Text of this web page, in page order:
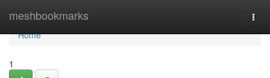
meshbookmarks
Home
Home
1